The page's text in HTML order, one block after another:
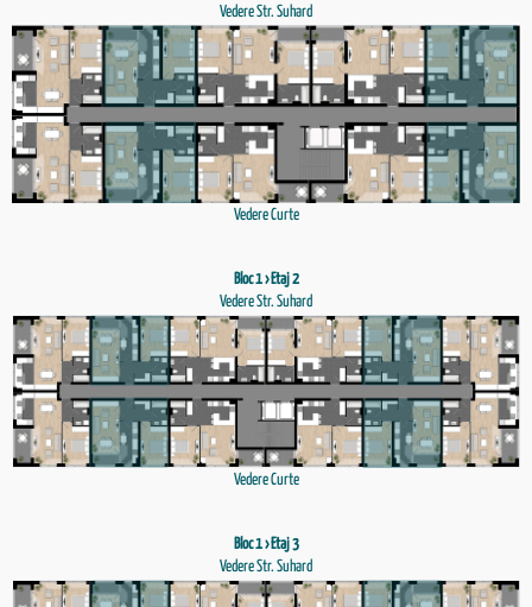
Vedere Str. Suhard
Vedere Curte
Bloc 1 › Etaj 2
Vedere Str. Suhard
Vedere Curte
Bloc 1 › Etaj 3
Vedere Str. Suhard